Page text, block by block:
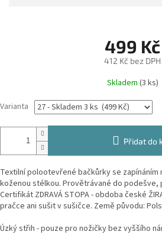
499 Kč
412 Kč bez DPH
Měrná
cena:
Skladem (3 ks)
Varianta
Přidat do
Textilní polootevřené bačkůrky se zapínáním
koženou stélkou. Provětrávané do
Certifikát ZDRAVÁ STOPA - obdoba české
pračce ani sušit v sušičce. Země původu:
Úzký střih - pouze pro nožičky bez vyššího